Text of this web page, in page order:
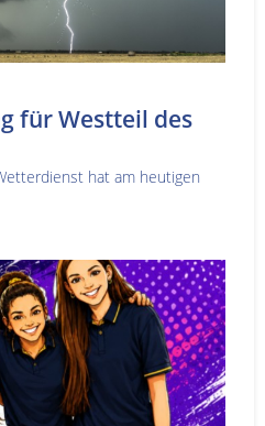
für Westteil des
hat am heutigen